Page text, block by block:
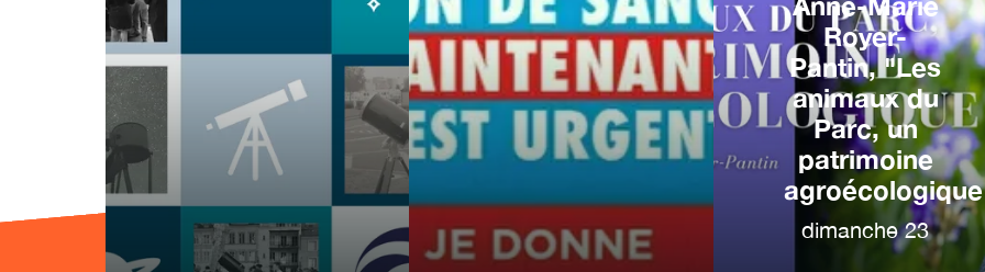
Royer-
Pantin, "Les
animaux du
Parc, un
patrimoine
dimanche 23